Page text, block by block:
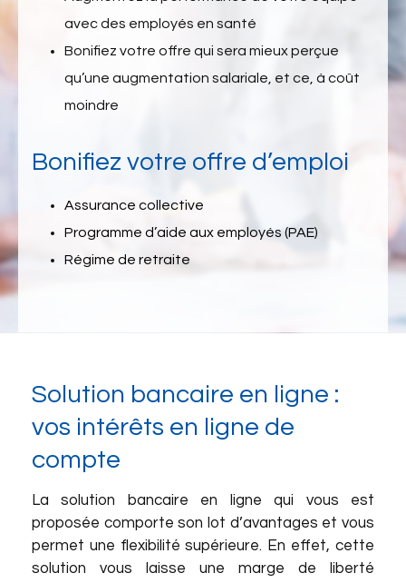
avec des employés en santé
Bonifiez votre offre qui sera mieux perçue
qu’une augmentation salariale, et ce, à coût
moindre
Bonifiez votre offre d’emploi
Assurance collective
Programme d’aide aux employés (PAE)
Régime de retraite
Solution bancaire en ligne :
vos intérêts en ligne de
compte
La solution bancaire en ligne qui vous est
proposée comporte son lot d’avantages et vous
permet une flexibilité supérieure. En effet, cette
solution vous laisse une marge de liberté